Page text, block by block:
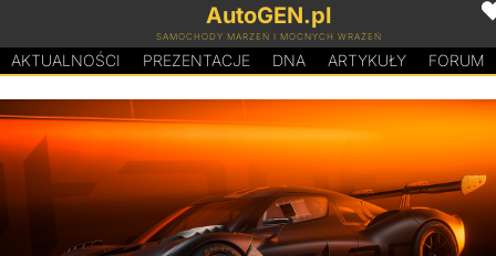
AutoGEN.pl
SAMOCHODY MARZEŃ I MOCNYCH WRAŻEŃ
AKTUALNOŚCI PREZENTACJE DNA ARTYKUŁY FORUM